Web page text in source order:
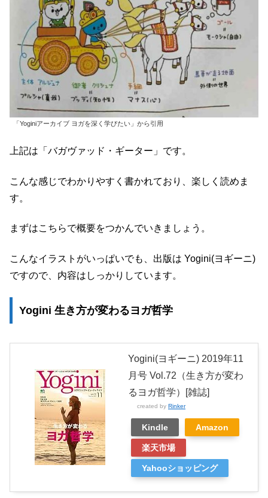
「Yoginiアーカイブ ヨガを深く学びたい」から引用
上記は「バガヴァッド・ギーター」です。
こんな感じでわかりやすく書かれており、楽しく読めま
す。
まずはこちらで概要をつかんでいきましょう。
こんなイラストがいっぱいでも、出版は Yogini(ヨギーニ)
ですので、内容はしっかりしています。
Yogini 生き方が変わるヨガ哲学
Yogini(ヨギーニ) 2019年11
月号 Vol.72（生き方が変わ
るヨガ哲学）[雑誌]
created by Rinker
Kindle Amazon
楽天市場
Yahooショッピング